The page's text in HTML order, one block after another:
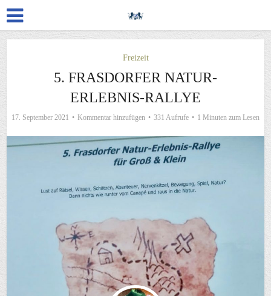
Freizeit
5. FRASDORFER NATUR-
ERLEBNIS-RALLYE
17. September 2021 Kommentar hinzufügen 331 Aufrufe 1 Minuten zum Lesen